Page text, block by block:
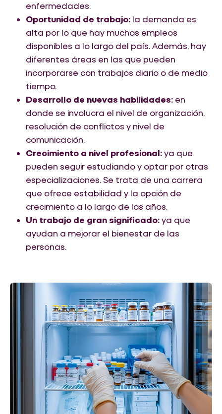
enfermedades.
Oportunidad de trabajo: la demanda es
alta por lo que hay muchos empleos
disponibles a lo largo del país. Además, hay
diferentes áreas en las que pueden
incorporarse con trabajos diario o de medio
tiempo.
Desarrollo de nuevas habilidades: en
donde se involucra el nivel de organización,
resolución de conflictos y nivel de
comunicación.
Crecimiento a nivel profesional:ya que
pueden seguir estudiando y optar por otras
especializaciones. Se trata de una carrera
que ofrece estabilidad y la opción de
crecimiento a lo largo de los años.
Un trabajo de gran significado:ya que
ayudan a mejorar el bienestar de las
personas.